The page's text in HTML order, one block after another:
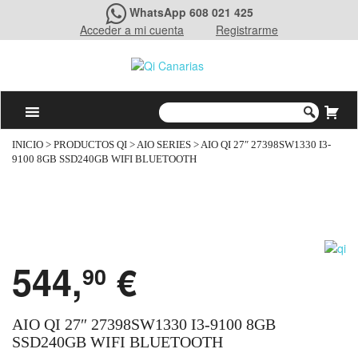
WhatsApp 608 021 425
Acceder a mi cuenta
Registrarme
INICIO > PRODUCTOS QI >AIO SERIES > AIO QI 27″ 27398SW1330 I3-
9100 8GB SSD240GB WIFI BLUETOOTH
544,90 €
AIO QI 27″ 27398SW1330 I3-9100 8GB
SSD240GB WIFI BLUETOOTH